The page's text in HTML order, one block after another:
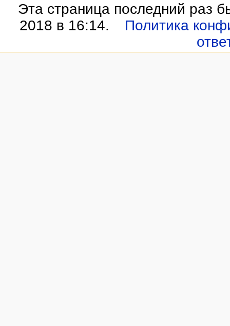
Эта страница последний раз
2018 в 16:14.
Политика